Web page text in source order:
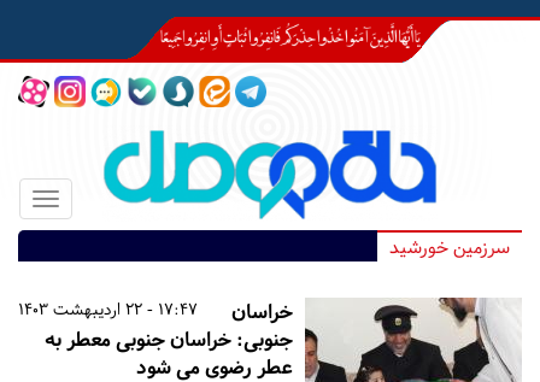
Toggle
سرزمین خورشید
17:47 - 22 اردیبهشت 1403
خراسان
جنوبی: خراسان جنوبی معطر به
عطر رضوی می شود